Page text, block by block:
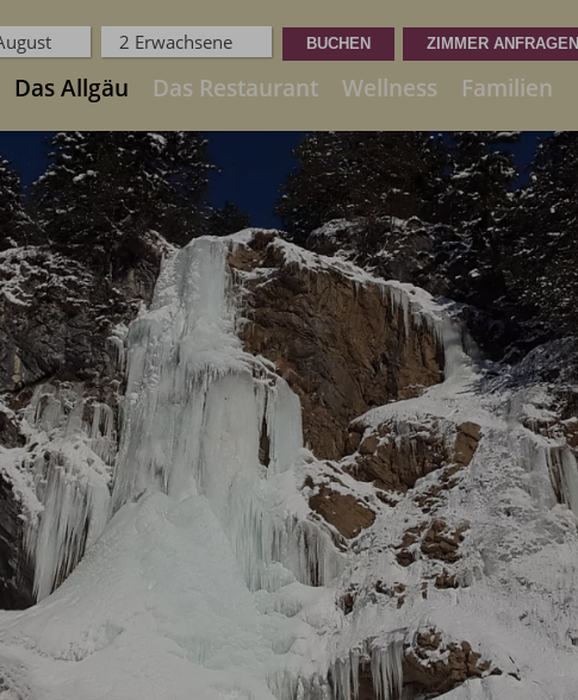
2 Erwachsene
Das Allgäu Das Restaurant Wellness Familien